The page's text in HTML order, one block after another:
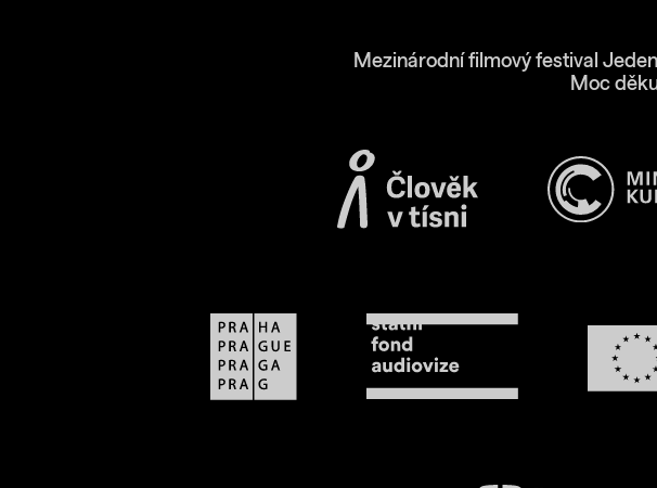
Mezinárodní filmový festival
Moc